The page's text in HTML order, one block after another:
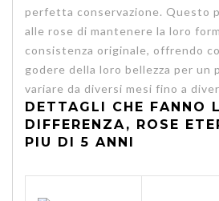
perfetta conservazione. Questo
alle rose di mantenere la loro
consistenza originale, offrendo
godere della loro bellezza per un
variare da diversi mesi fino a
DETTAGLI CHE FANNO
DIFFERENZA, ROSE
PIU DI 5 ANNI